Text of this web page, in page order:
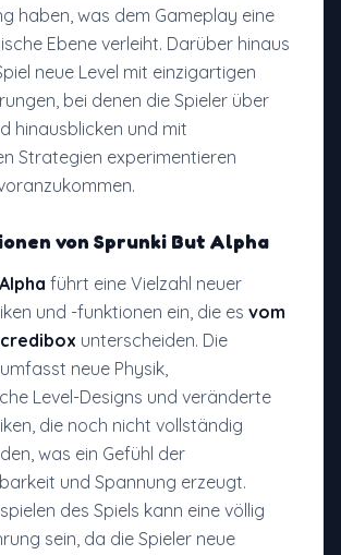
haben, was dem Gameplay eine
Ebene verleiht. Darüber hinaus
neue Level mit einzigartigen
bei denen die Spieler über
hinausblicken und mit
Strategien experimentieren
von Sprunki But Alpha
führt eine Vielzahl neuer
und -funktionen ein, die es vom
unterscheiden. Die
neue Physik,
Level-Designs und veränderte
die noch nicht vollständig
was ein Gefühl der
und Spannung erzeugt.
des Spiels kann eine völlig
sein, da die Spieler neue